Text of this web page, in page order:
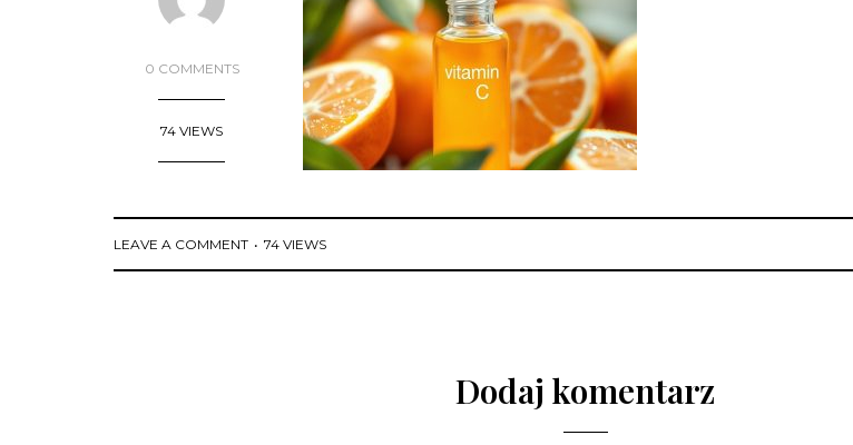
0 COMMENTS
74 VIEWS
LEAVE A COMMENT 74 VIEWS
Dodaj komentarz